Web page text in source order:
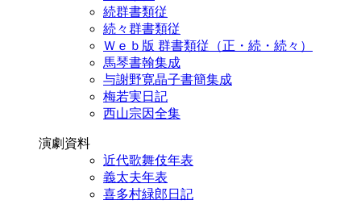
続群書類従
続々群書類従
Ｗｅｂ版 群書類従（正・続・続々）
馬琴書翰集成
与謝野寛晶子書簡集成
梅若実日記
西山宗因全集
演劇資料
近代歌舞伎年表
義太夫年表
喜多村緑郎日記